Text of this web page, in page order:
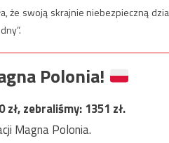
że swoją skrajnie niebezpieczną
Polonia!
zł, zebraliśmy:1351 zł.
Magna Polonia.